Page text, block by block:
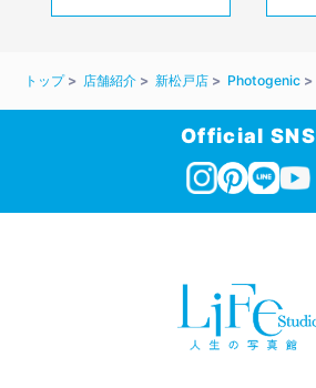
トップ 店舗紹介 新松戸店 Photogenic
Official SNS